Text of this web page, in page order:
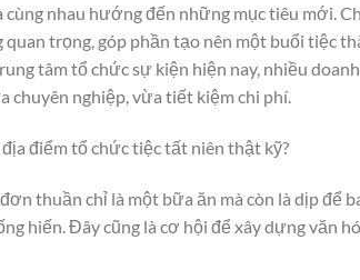
cùng nhau hướng đến những mục tiêu mới.
quan trọng, góp phần tạo nên một buổi tiệc
tâm tổ chức sự kiện hiện nay, nhiều
chuyên nghiệp, vừa tiết kiệm chi phí.
điểm tổ chức tiệc tất niên thật kỹ?
thuần chỉ là một bữa ăn mà còn là dịp để
hiến. Đây cũng là cơ hội để xây dựng văn